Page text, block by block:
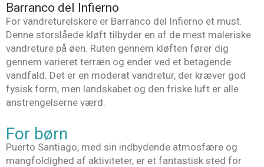
Barranco del Infierno
For vandreturelskere er Barranco del Infierno et must.
Denne storslåede kløft tilbyder en af de mest maleriske
vandreture på øen. Ruten gennem kløften fører dig
gennem varieret terræn og ender ved et betagende
vandfald. Det er en moderat vandretur, der kræver god
fysisk form, men landskabet og den friske luft er alle
anstrengelserne værd.
For børn
Puerto Santiago, med sin indbydende atmosfære og
mangfoldighed af aktiviteter, er et fantastisk sted for